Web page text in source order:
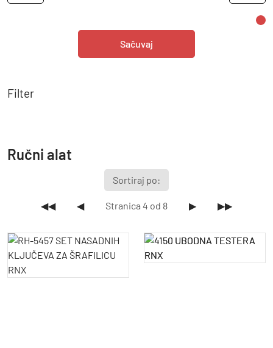
Sačuvaj
Filter
Ručni alat
Sortiraj po:
◀◀ ◀ Stranica 4 od 8 ▶ ▶▶